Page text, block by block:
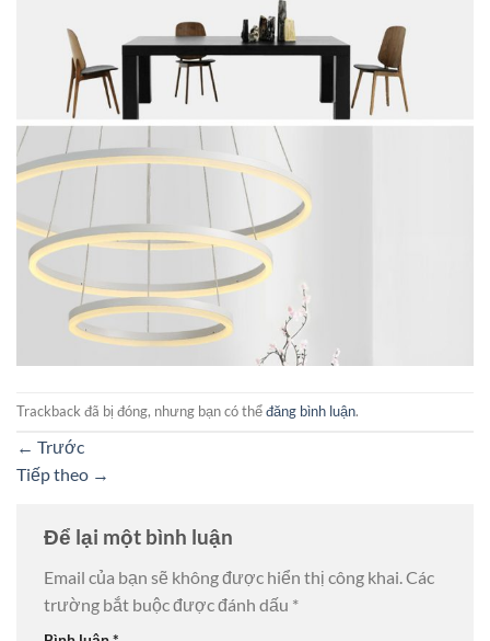
Trackback đã bị đóng, nhưng bạn có thểđăng bình luận.
← Trước
Tiếp theo →
Để lại một bình luận
Email của bạn sẽ không được hiển thị công khai.Các
trường bắt buộc được đánh dấu *